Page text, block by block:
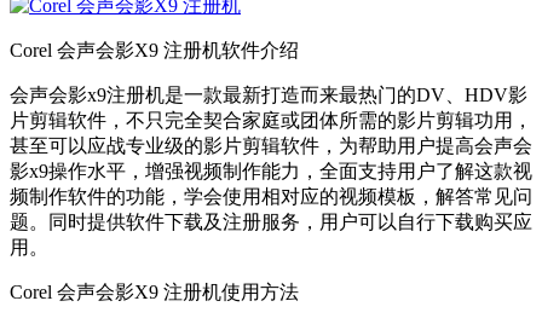
Corel 会声会影X9 注册机软件介绍
会声会影x9注册机是一款最新打造而来最热门的DV、HDV影
片剪辑软件，不只完全契合家庭或团体所需的影片剪辑功用，
甚至可以应战专业级的影片剪辑软件，为帮助用户提高会声会
影x9操作水平，增强视频制作能力，全面支持用户了解这款视
频制作软件的功能，学会使用相对应的视频模板，解答常见问
题。同时提供软件下载及注册服务，用户可以自行下载购买应
用。
Corel 会声会影X9 注册机使用方法